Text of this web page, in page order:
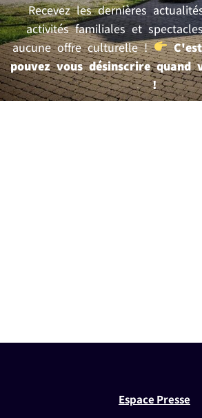
Recevez les dernières
activités familiales et
aucune offre culturelle !
pouvez vous désinscrire quand
!
Espace Presse